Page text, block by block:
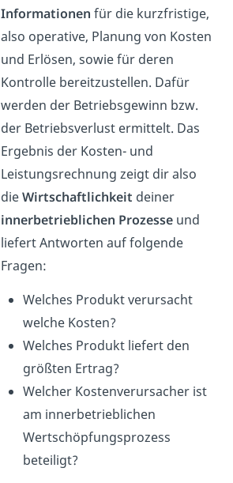
Informationen für die kurzfristige,
also operative, Planung von Kosten
und Erlösen, sowie für deren
Kontrolle bereitzustellen. Dafür
werden der Betriebsgewinn bzw.
der Betriebsverlust ermittelt. Das
Ergebnis der Kosten- und
Leistungsrechnung zeigt dir also
dieWirtschaftlichkeit deiner
innerbetrieblichen Prozesseund
liefert Antworten auf folgende
Fragen:
Welches Produkt verursacht
welche Kosten?
Welches Produkt liefert den
größten Ertrag?
Welcher Kostenverursacher ist
am innerbetrieblichen
Wertschöpfungsprozess
beteiligt?